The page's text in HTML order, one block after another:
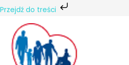
Przejdź do treści
treści